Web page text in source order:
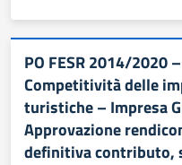
PO FESR 2014/2020
Competitività delle
turistiche – Impresa
Approvazione
definitiva contributo,